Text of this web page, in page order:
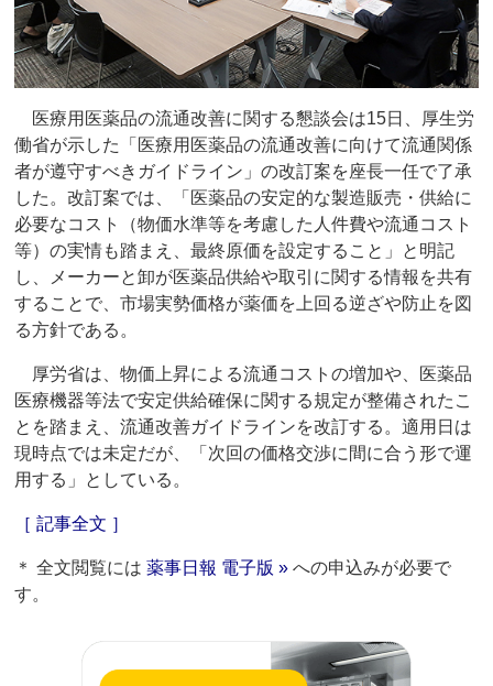
医療用医薬品の流通改善に関する懇談会は15日、厚生労
働省が示した「医療用医薬品の流通改善に向けて流通関係
者が遵守すべきガイドライン」の改訂案を座長一任で了承
した。改訂案では、「医薬品の安定的な製造販売・供給に
必要なコスト（物価水準等を考慮した人件費や流通コスト
等）の実情も踏まえ、最終原価を設定すること」と明記
し、メーカーと卸が医薬品供給や取引に関する情報を共有
することで、市場実勢価格が薬価を上回る逆ざや防止を図
る方針である。
厚労省は、物価上昇による流通コストの増加や、医薬品
医療機器等法で安定供給確保に関する規定が整備されたこ
とを踏まえ、流通改善ガイドラインを改訂する。適用日は
現時点では未定だが、「次回の価格交渉に間に合う形で運
用する」としている。
［ 記事全文 ］
＊ 全文閲覧には薬事日報 電子版 » への申込みが必要で
す。